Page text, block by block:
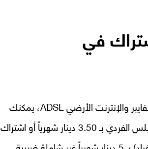
في
إذا كنت مشترك في خطوط الفايبر والإنترنت الأرضي ADSL، يمكنك
الحصول على اشتراك أنغامي بلس الفردي بـ 3.50 دينار شهرياً أو اشتراك